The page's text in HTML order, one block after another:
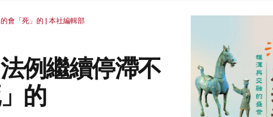
會「死」的 | 本社編輯部
例繼續停滯不
的